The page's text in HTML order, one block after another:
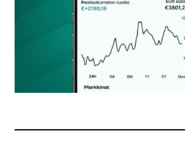
Nimesi tai nimimerkkisi
Sähköpostiosoitteesi
Tilaa SalkunRakentajan uutiskirje